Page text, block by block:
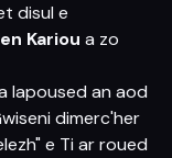
disul e
Kariou a zo
lapoused an aod
dimerc'her
e Ti ar roued